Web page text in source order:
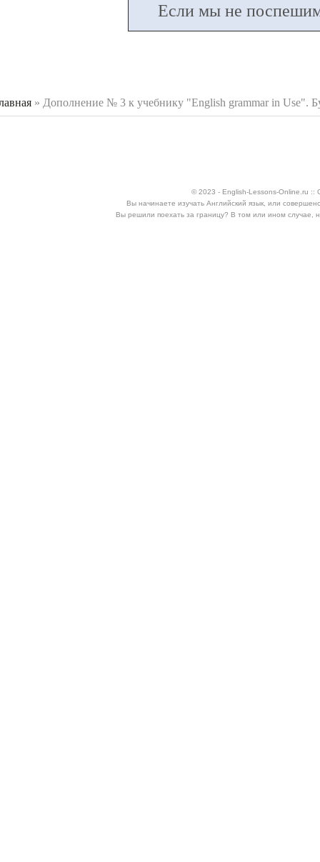
Если мы не
» Дополнение № 3 к учебнику "English grammar in Use".
© 2023 - English-Lessons-Online.ru ::
Вы начинаете изучать Английский язык, или
Вы решили поехать за границу? В том или ином случае,